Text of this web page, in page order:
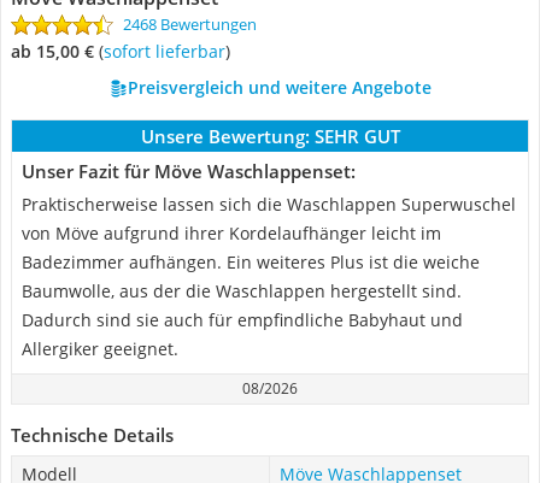
2468 Bewertungen
ab 15,00 € ( Sofort lieferbar)
Preisvergleich und weitere Angebote
Unsere Bewertung: SEHR GUT
Unser Fazit für Möve Waschlappenset:
Praktischerweise lassen sich die Waschlappen Superwuschel
von Möve aufgrund ihrer Kordelaufhänger leicht im
Badezimmer aufhängen. Ein weiteres Plus ist die weiche
Baumwolle, aus der die Waschlappen hergestellt sind.
Dadurch sind sie auch für empfindliche Babyhaut und
Allergiker geeignet.
08/2026
Technische Details
Modell
Möve Waschlappenset